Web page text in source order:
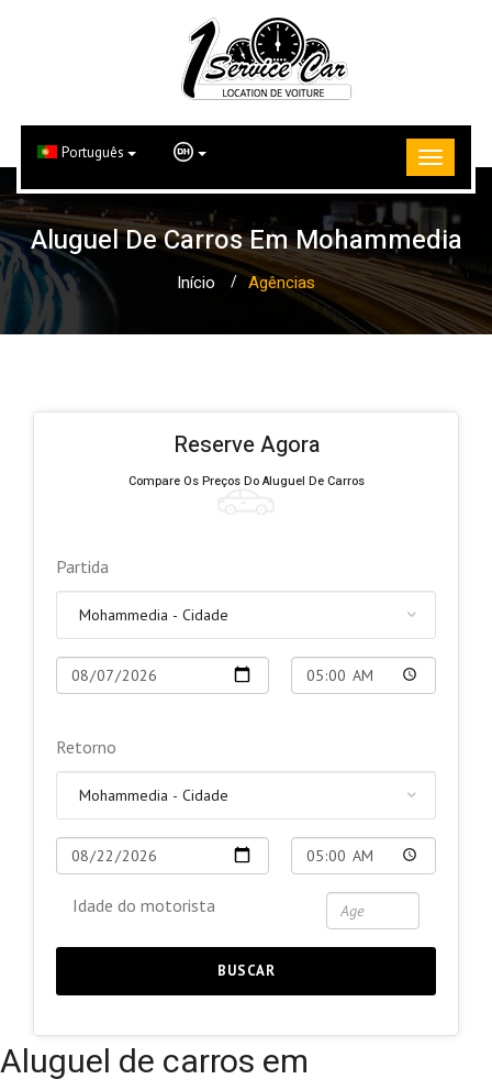
Português
Aluguel De Carros Em Mohammedia
Início Agências
Reserve Agora
Compare Os Preços Do Aluguel De Carros
Partida
Retorno
Idade do motorista
BUSCAR
Aluguel de carros em